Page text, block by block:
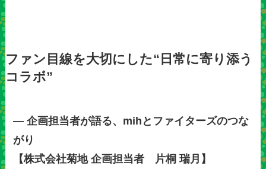
ファン目線を大切にした“日常に寄り添う
コラボ”
— 企画担当者が語る、mihとファイターズのつな
がり
【株式会社菊地 企画担当者 片桐 瑞月】